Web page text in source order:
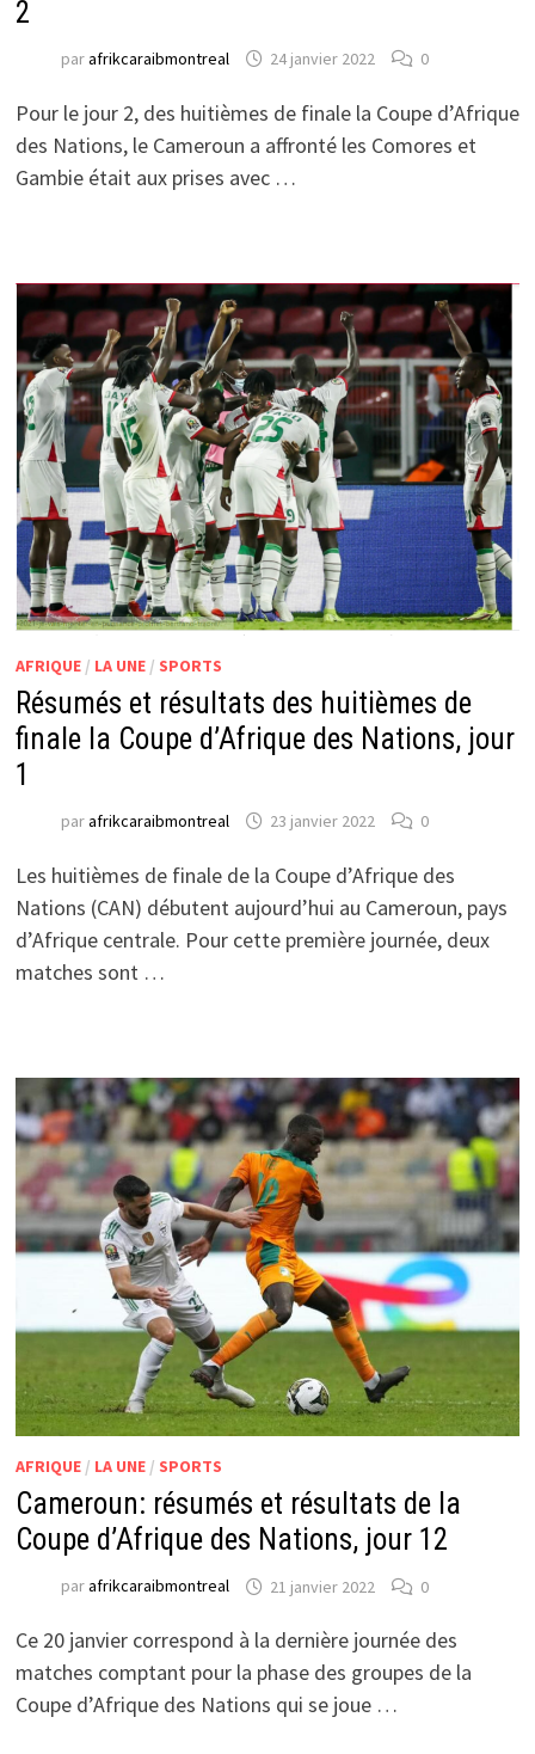
2
parafrikcaraibmontreal 24 janvier 2022 0
Pour le jour 2, des huitièmes de finale la Coupe d’Afrique
des Nations, le Cameroun a affronté les Comores et
Gambie était aux prises avec …
AFRIQUE/ LA UNE/ SPORTS
Résumés et résultats des huitièmes de
finale la Coupe d’Afrique des Nations, jour
1
parafrikcaraibmontreal 23 janvier 2022 0
Les huitièmes de finale de la Coupe d’Afrique des
Nations (CAN) débutent aujourd’hui au Cameroun, pays
d’Afrique centrale. Pour cette première journée, deux
matches sont …
AFRIQUE/ LA UNE/ SPORTS
Cameroun: résumés et résultats de la
Coupe d’Afrique des Nations, jour 12
parafrikcaraibmontreal 21 janvier 2022 0
Ce 20 janvier correspond à la dernière journée des
matches comptant pour la phase des groupes de la
Coupe d’Afrique des Nations qui se joue …